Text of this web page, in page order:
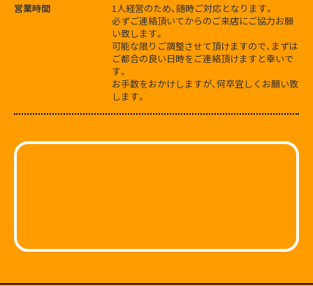
営業時間
1人経営のため、随時ご対応となります。
必ずご連絡頂いてからのご来店にご協力お願
い致します。
可能な限りご調整させて頂けますので、まずは
ご都合の良い日時をご連絡頂けますと幸いで
す。
お手数をおかけしますが、何卒宜しくお願い致
します。